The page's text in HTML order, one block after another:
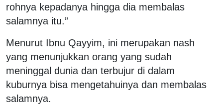
rohnya kepadanya hingga dia membalas
salamnya itu.”
Menurut Ibnu Qayyim, ini merupakan nash
yang menunjukkan orang yang sudah
meninggal dunia dan terbujur di dalam
kuburnya bisa mengetahuinya dan membalas
salamnya.